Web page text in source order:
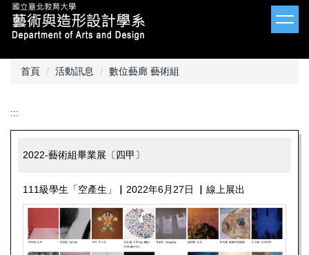
跳
到
主
首頁 活動訊息 數位藝廊 藝術組
:::
2022-藝術組畢業展〔四甲〕
111級學生「空產生」▏2022年6月27日 ▏線上展出